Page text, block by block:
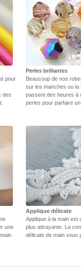
pour
des
Perles brillantes
Beaucoup de nos
sur les manches ou la
passent des heures à
perles pour parfaire
une
Applique délicate
Applique à la main est
plus attrayante. La
délicate de main vous